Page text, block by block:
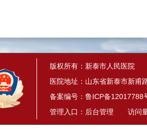
版权所有：新泰市人民医院
医院地址：山东省新泰市新甫
备案编号： 鲁ICP备12017788
管理入口： 后台管理 访问量